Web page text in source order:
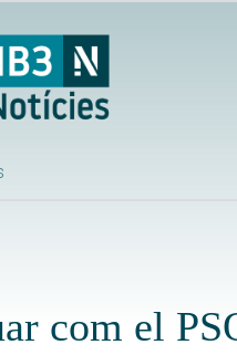
com el